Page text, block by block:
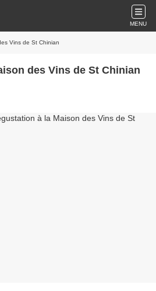
MENU
Vins de St Chinian
des Vins de St Chinian